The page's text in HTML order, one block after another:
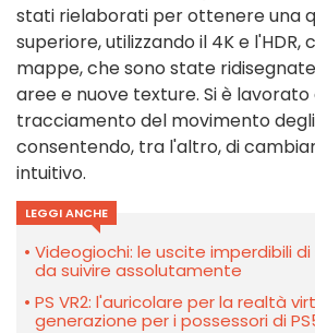
stati rielaborati per ottenere una
superiore, utilizzando il 4K e l'HDR,
mappe, che sono state
aree e nuove texture. Si è lavorato
tracciamento del movimento
consentendo, tra l'altro, di
intuitivo.
LEGGI ANCHE
Videogiochi: le uscite imperdibili
da suivire assolutamente
PS VR2: l'auricolare per la realtà
generazione per i possessori di